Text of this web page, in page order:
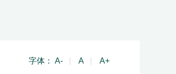
字体： A- A A+